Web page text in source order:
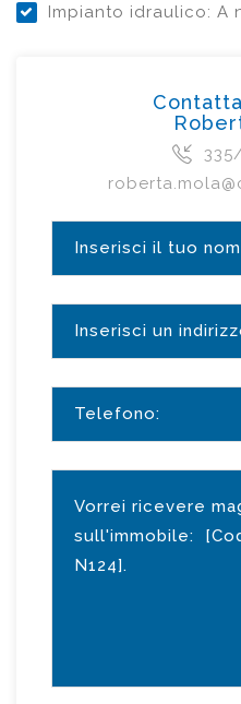
Impianto idraulico: A